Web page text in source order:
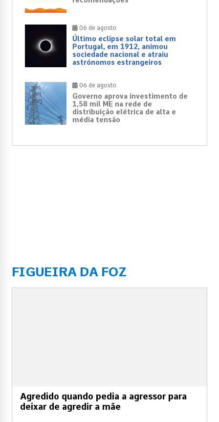
06 de agosto
Último eclipse solar total em
Portugal, em 1912, animou
sociedade nacional e atraiu
astrónomos estrangeiros
06 de agosto
Governo aprova investimento de
1,58 mil ME na rede de
distribuição elétrica de alta e
média tensão
FIGUEIRA DA FOZ
Agredido quando pedia a agressor para
deixar de agredir a mãe